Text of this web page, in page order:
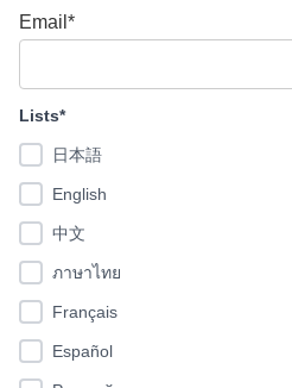
Email*
Lists*
日本語
English
中文
ภาษาไทย
Français
Español